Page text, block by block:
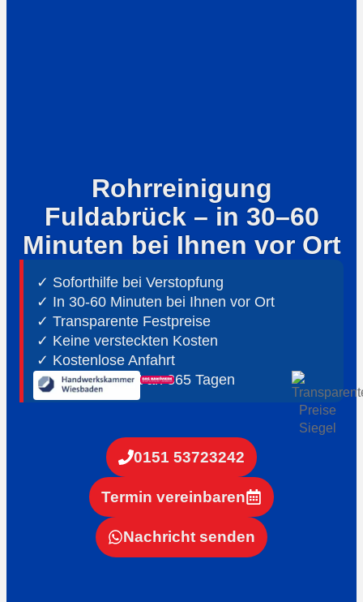
Rohrreinigung
Fuldabrück – in 30–60
Minuten bei Ihnen vor Ort
✓ Soforthilfe bei Verstopfung
✓ In 30-60 Minuten bei Ihnen vor Ort
✓ ⁠Transparente Festpreise
✓ Keine versteckten Kosten
✓ Kostenlose Anfahrt
✓ ⁠24h Notdienst an 365 Tagen
0151 53723242
Termin vereinbaren
Nachricht senden